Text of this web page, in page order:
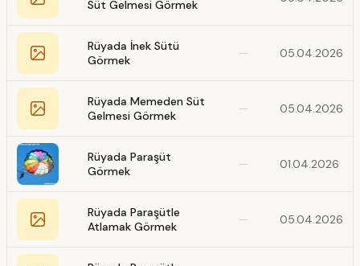
Süt Gelmesi Görmek
Rüyada İnek Sütü
Görmek
— 05.04.2026
Rüyada Memeden Süt
Gelmesi Görmek
— 05.04.2026
Rüyada Paraşüt
Görmek
— 01.04.2026
Rüyada Paraşütle
Atlamak Görmek
— 05.04.2026